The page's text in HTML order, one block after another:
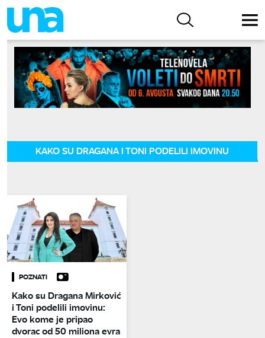
KAKO SU DRAGANA I TONI PODELILI IMOVINU
POZNATI
Kako su Dragana Mirković
i Toni podelili imovinu:
Evo kome je pripao
dvorac od 50 miliona evra